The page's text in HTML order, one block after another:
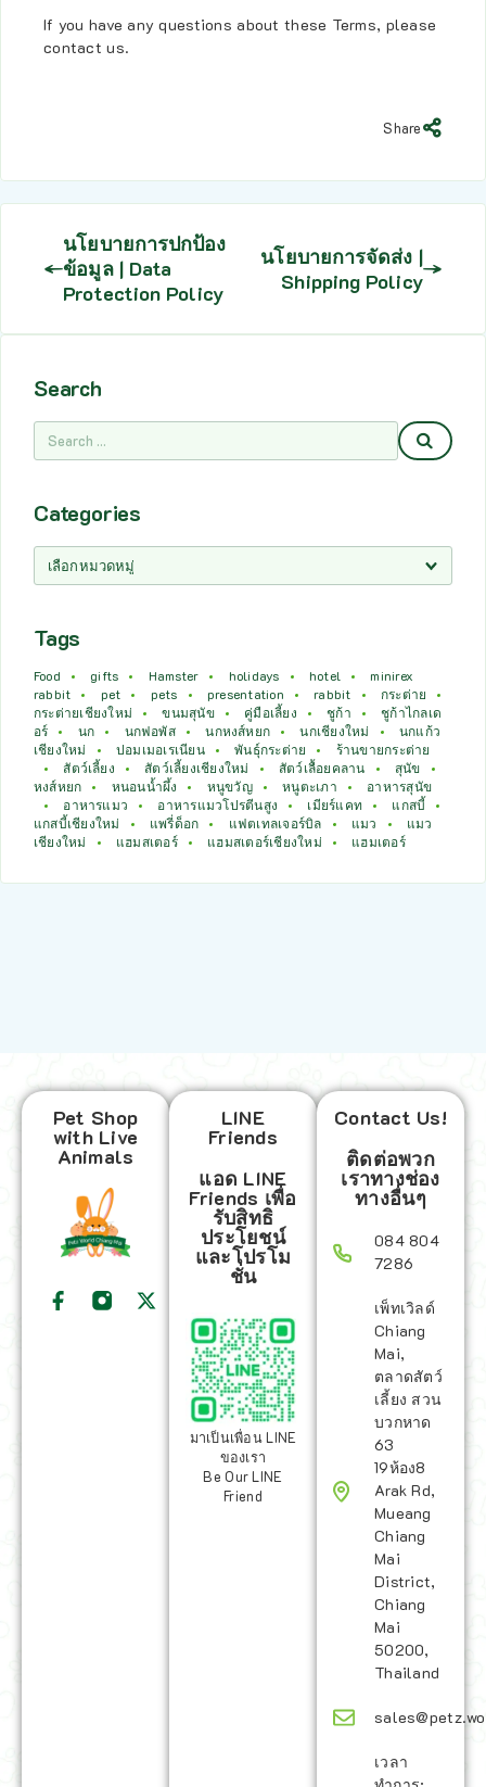
If you have any questions about these Terms, please
contact us.
Share
นโยบายการปกป้อง
ข้อมูล | Data
Protection Policy
นโยบายการจัดส่ง |
Shipping Policy
Search
Categories
Tags
Food gifts Hamster holidays hotel
minirex
rabbit
pet pets presentation rabbit
กระต่าย
กระต่ายเชียงใหม่
ขนมสุนัข คู่มือเลี้ยง ชูก้า
ชูก้าไกลเด
อร์
นก นกฟอพัส นกหงส์หยก นกเชียงใหม่
นกแก้ว
เชียงใหม่
ปอมเมอเรเนียน พันธุ์กระต่าย
ร้านขายกระต่าย
สัตว์เลี้ยง
สัตว์เลี้ยงเชียงใหม่ สัตว์เลื้อยคลาน
สุนัข
หงส์หยก
หนอนน้ำผึ้ง หนูขวัญ หนูตะเภา
อาหารสุนัข
อาหารแมว
อาหารแมวโปรตีนสูง เมียร์แคท
แกสบี้
แกสบี้เชียงใหม่
แพรี่ด็อก แฟตเทลเจอร์บิล แมว
แมว
เชียงใหม่
แฮมสเตอร์ แฮมสเตอร์เชียงใหม่ แฮมเตอร์
Pet Shop
with Live
Animals
LINE
Friends
แอด LINE
Friends เพื่อ
รับสิทธิ
ประโยชน์
และโปรโม
ชั่น
มาเป็นเพื่อน LINE
ของเรา
Be Our LINE
Friend
Contact Us!
ติดต่อพวก
เราทางช่อง
ทางอื่นๆ
084 804
7286
เพ็ทเวิลด์
Chiang
Mai,
ตลาดสัตว์
เลี้ยง สวน
บวกหาด
63
19ห้อง8
Arak Rd,
Mueang
Chiang
Mai
District,
Chiang
Mai
50200,
Thailand
เวลา